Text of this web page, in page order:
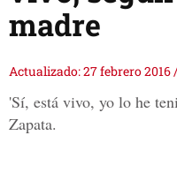
madre
Actualizado: 27 febrero 2016
'Sí, está vivo, yo lo he
Zapata.